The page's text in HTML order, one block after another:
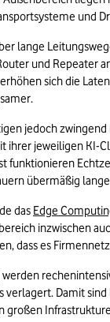
und
lange
und Repeater
sich die
jedoch
ihrer jeweiligen KI-
funktionieren
übermäßig
das Edge
inzwischen
dass es
verlagert. Damit
großen